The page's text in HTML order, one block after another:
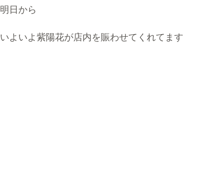
明日から
いよいよ紫陽花が店内を賑わせてくれてます